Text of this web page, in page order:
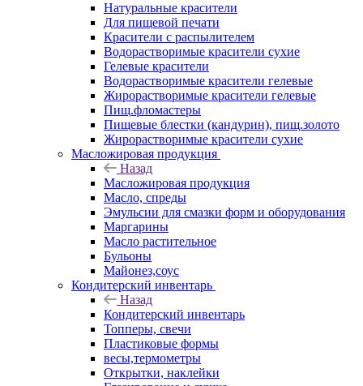
Натуральные красители
Для пищевой печати
Красители с распылителем
Водорастворимые красители сухие
Гелевые красители
Водорастворимые красители гелевые
Жирорастворимые красители гелевые
Пищ.фломастеры
Пищевые блестки (кандурин), пищ.золото
Жирорастворимые красители сухие
Масложировая продукция
Назад
Масложировая продукция
Масло, спреды
Эмульсии для смазки форм и оборудования
Маргарины
Масло растительное
Бульоны
Майонез,соус
Кондитерский инвентарь
Назад
Кондитерский инвентарь
Топперы, свечи
Пластиковые формы
весы,термометры
Открытки, наклейки